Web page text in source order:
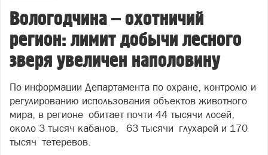
Вологодчина – охотничий
регион: лимит добычи лесного
зверя увеличен наполовину
По информации Департамента по охране, контролю и
регулированию использования объектов животного
мира, в регионе обитает почти 44 тысячи лосей,
около 3 тысяч кабанов, 63 тысячи глухарей и 170
тысяч тетеревов.